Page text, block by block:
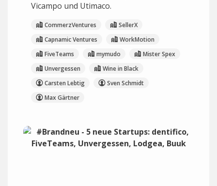
Vicampo und Utimaco.
CommerzVentures
SellerX
Capnamic Ventures
WorkMotion
FiveTeams
mymudo
Mister Spex
Unvergessen
Wine in Black
Carsten Lebtig
Sven Schmidt
Max Gärtner